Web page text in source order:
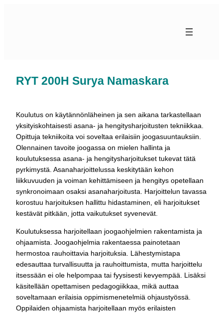
RYT 200H Surya Namaskara
Koulutus on käytännönläheinen ja sen aikana tarkastellaan
yksityiskohtaisesti asana- ja hengitysharjoitusten tekniikkaa.
Opittuja tekniikoita voi soveltaa erilaisiin joogasuuntauksiin.
Olennainen tavoite joogassa on mielen hallinta ja
koulutuksessa asana- ja hengitysharjoitukset tukevat tätä
pyrkimystä. Asanaharjoittelussa keskitytään kehon
liikkuvuuden ja voiman kehittämiseen ja hengitys opetellaan
synkronoimaan osaksi asanaharjoitusta. Harjoittelun tavassa
korostuu harjoituksen hallittu hidastaminen, eli harjoitukset
kestävät pitkään, jotta vaikutukset syvenevät.
Koulutuksessa harjoitellaan joogaohjelmien rakentamista ja
ohjaamista. Joogaohjelmia rakentaessa painotetaan
hermostoa rauhoittavia harjoituksia. Lähestymistapa
edesauttaa turvallisuutta ja rauhoittumista, mutta harjoittelu
itsessään ei ole helpompaa tai fyysisesti kevyempää. Lisäksi
käsitellään opettamisen pedagogiikkaa, mikä auttaa
soveltamaan erilaisia oppimismenetelmiä ohjaustyössä.
Oppilaiden ohjaamista harjoitellaan myös erilaisten